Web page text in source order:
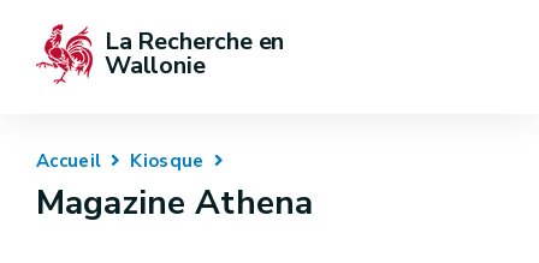
La Recherche en
Wallonie
Accueil Kiosque
Magazine Athena